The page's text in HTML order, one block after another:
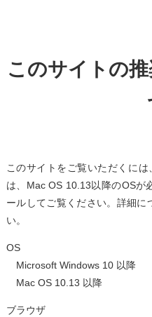
このサイトの
このサイトをご覧いただくには
は、Mac OS 10.13以降のOSが
ールしてご覧ください。詳細に
い。
OS
Microsoft Windows 10 以降
Mac OS 10.13 以降
ブラウザ